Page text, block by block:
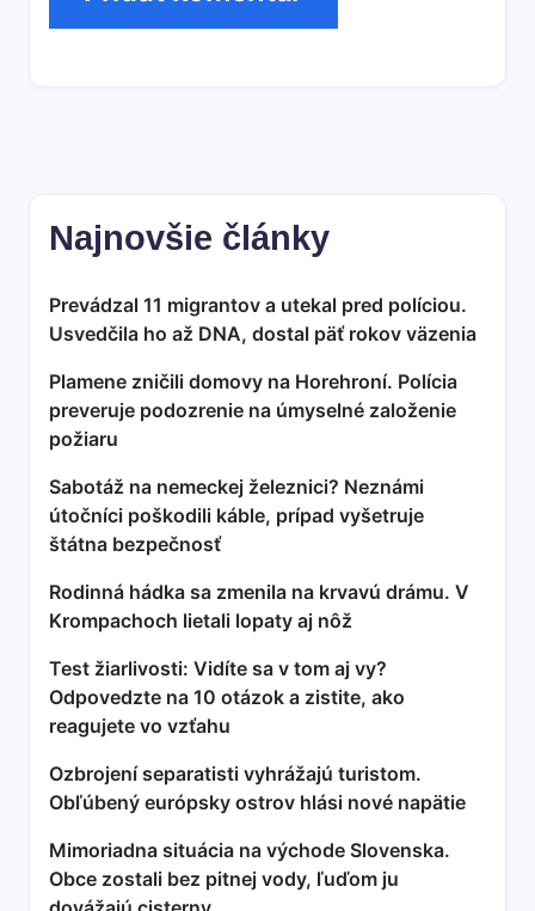
Najnovšie články
Prevádzal 11 migrantov a utekal pred políciou.
Usvedčila ho až DNA, dostal päť rokov väzenia
Plamene zničili domovy na Horehroní. Polícia
preveruje podozrenie na úmyselné založenie
požiaru
Sabotáž na nemeckej železnici? Neznámi
útočníci poškodili káble, prípad vyšetruje
štátna bezpečnosť
Rodinná hádka sa zmenila na krvavú drámu. V
Krompachoch lietali lopaty aj nôž
Test žiarlivosti: Vidíte sa v tom aj vy?
Odpovedzte na 10 otázok a zistite, ako
reagujete vo vzťahu
Ozbrojení separatisti vyhrážajú turistom.
Obľúbený európsky ostrov hlási nové napätie
Mimoriadna situácia na východe Slovenska.
Obce zostali bez pitnej vody, ľuďom ju